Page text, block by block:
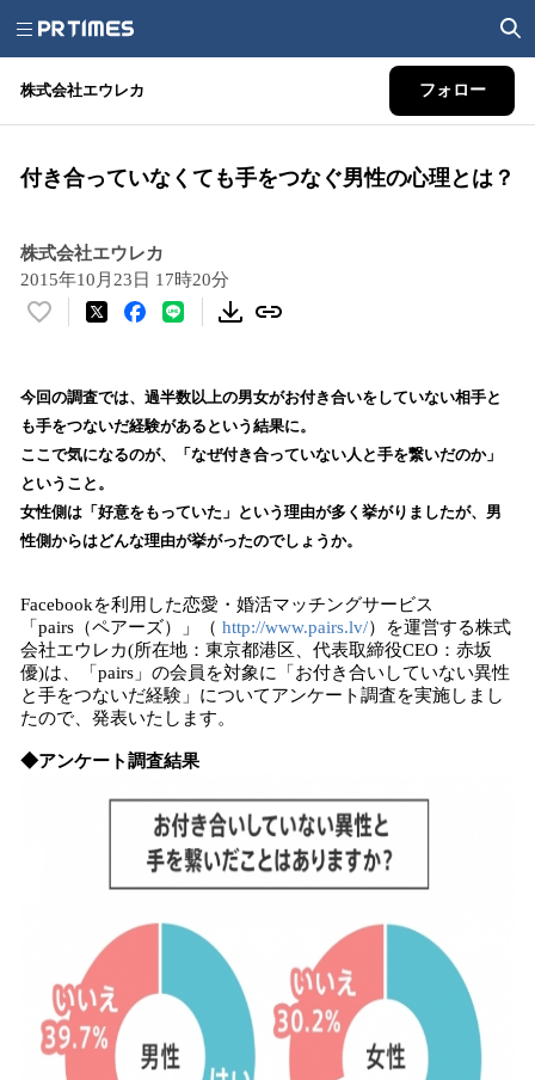
株式会社エウレカ フォロー
付き合っていなくても手をつなぐ男性の心理とは？
株式会社エウレカ
2015年10月23日 17時20分
い
！
数
を
読
み
込
み
で
す
今回の調査では、過半数以上の男女がお付き合いをしていない相手と
も手をつないだ経験があるという結果に。
ここで気になるのが、「なぜ付き合っていない人と手を繋いだのか」
ということ。
女性側は「好意をもっていた」という理由が多く挙がりましたが、男
性側からはどんな理由が挙がったのでしょうか。
Facebookを利用した恋愛・婚活マッチングサービス
「pairs（ペアーズ）」（ http://www.pairs.lv/）を運営する株式
会社エウレカ(所在地：東京都港区、代表取締役CEO：赤坂
優)は、「pairs」の会員を対象に「お付き合いしていない異性
と手をつないだ経験」についてアンケート調査を実施しまし
たので、発表いたします。
◆アンケート調査結果